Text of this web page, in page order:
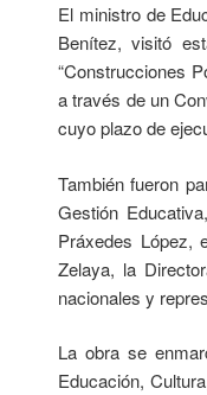
El ministro de
Benítez, visitó
“Construcciones
a través de un
cuyo plazo de
También fueron
Gestión
Práxedes López,
Zelaya, la
nacionales y
La obra se
Educación,